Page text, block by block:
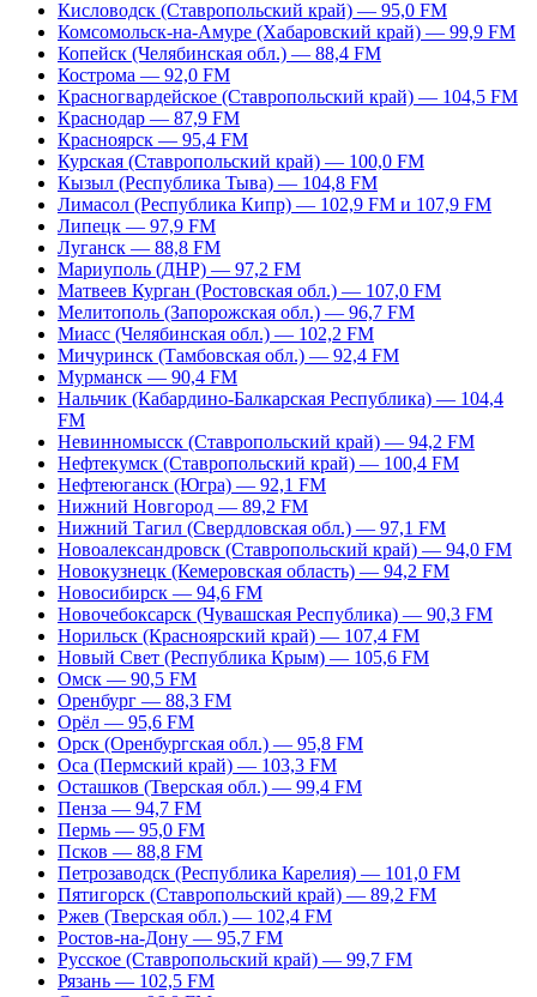
Кисловодск (Ставропольский край) — 95,0 FM
Комсомольск-на-Амуре (Хабаровский край) — 99,9 FM
Копейск (Челябинская обл.) — 88,4 FM
Кострома — 92,0 FM
Красногвардейское (Ставропольский край) — 104,5 FM
Краснодар — 87,9 FM
Красноярск — 95,4 FM
Курская (Ставропольский край) — 100,0 FM
Кызыл (Республика Тыва) — 104,8 FM
Лимасол (Республика Кипр) — 102,9 FM и 107,9 FM
Липецк — 97,9 FM
Луганск — 88,8 FM
Мариуполь (ДНР) — 97,2 FM
Матвеев Курган (Ростовская обл.) — 107,0 FM
Мелитополь (Запорожская обл.) — 96,7 FM
Миасс (Челябинская обл.) — 102,2 FM
Мичуринск (Тамбовская обл.) — 92,4 FM
Мурманск — 90,4 FM
Нальчик (Кабардино-Балкарская Республика) — 104,4
FM
Невинномысск (Ставропольский край) — 94,2 FM
Нефтекумск (Ставропольский край) — 100,4 FM
Нефтеюганск (Югра) — 92,1 FM
Нижний Новгород — 89,2 FM
Нижний Тагил (Свердловская обл.) — 97,1 FM
Новоалександровск (Ставропольский край) — 94,0 FM
Новокузнецк (Кемеровская область) — 94,2 FM
Новосибирск — 94,6 FM
Новочебоксарск (Чувашская Республика) — 90,3 FM
Норильск (Красноярский край) — 107,4 FM
Новый Свет (Республика Крым) — 105,6 FM
Омск — 90,5 FM
Оренбург — 88,3 FM
Орёл — 95,6 FM
Орск (Оренбургская обл.) — 95,8 FM
Оса (Пермский край) — 103,3 FM
Осташков (Тверская обл.) — 99,4 FM
Пенза — 94,7 FM
Пермь — 95,0 FM
Псков — 88,8 FM
Петрозаводск (Республика Карелия) — 101,0 FM
Пятигорск (Ставропольский край) — 89,2 FM
Ржев (Тверская обл.) — 102,4 FM
Ростов-на-Дону — 95,7 FM
Русское (Ставропольский край) — 99,7 FM
Рязань — 102,5 FM